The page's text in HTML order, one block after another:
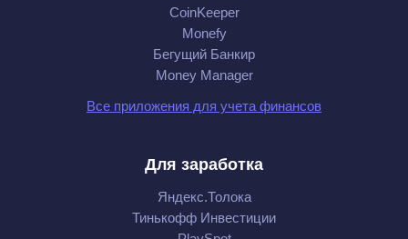
CoinKeeper
Monefy
Бегущий Банкир
Money Manager
Все приложения для учета финансов
Для заработка
Яндекс.Толока
Тинькофф Инвестиции